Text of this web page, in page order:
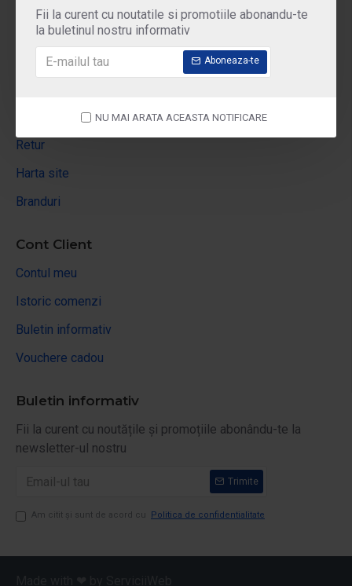
Fii la curent cu noutatile si promotiile abonandu-te
la buletinul nostru informativ
Aboneaza-te
NU MAI ARATA ACEASTA NOTIFICARE
Politica de confidentialitate
Termeni si conditii
Retur
Harta site
Branduri
Cont Client
Contul meu
Istoric comenzi
Buletin informativ
Vouchere cadou
Buletin informativ
Fii la curent cu noutățile și promoțiile abonându-te la
newsletter-ul nostru
Trimite
Am citit şi sunt de acord cu Politica de confidentialitate